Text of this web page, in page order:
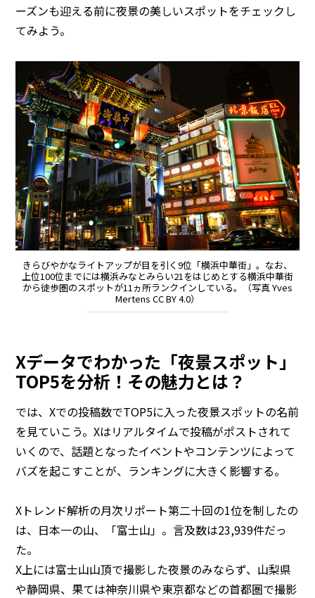
ーズンも迎える前に夜景の美しいスポットをチェックし
てみよう。
きらびやかなライトアップが目を引く9位「横浜中華街」。なお、
上位100位までには横浜みなとみらい21をはじめとする横浜中華街
から徒歩圏のスポットが11ヵ所ランクインしている。（写真 Yves
Mertens CC BY 4.0）
Xデータでわかった「夜景スポット」
TOP5を分析！その魅力とは？
では、Xでの投稿数でTOP5に入った夜景スポットの名前
を見ていこう。Xはリアルタイムで投稿がポストされて
いくので、話題となったイベントやコンテンツによって
バズを起こすことが、ランキングに大きく影響する。
Xトレンド解析の月次リポート第二十回の1位を制したの
は、日本一の山、「富士山」。言及数は23,939件だっ
た。
X上には富士山山頂で撮影した夜景のみならず、山梨県
や静岡県、果ては神奈川県や東京都などの首都圏で撮影